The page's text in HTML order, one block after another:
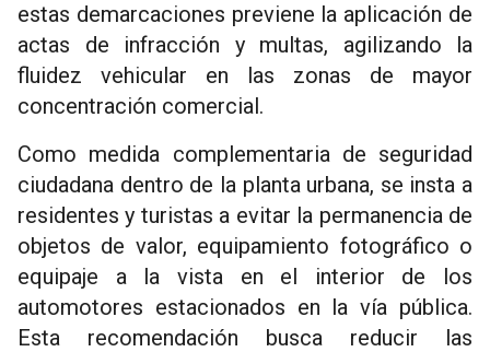
estas demarcaciones previene la aplicación de
actas de infracción y multas, agilizando la
fluidez vehicular en las zonas de mayor
concentración comercial.
Como medida complementaria de seguridad
ciudadana dentro de la planta urbana, se insta a
residentes y turistas a evitar la permanencia de
objetos de valor, equipamiento fotográfico o
equipaje a la vista en el interior de los
automotores estacionados en la vía pública.
Esta recomendación busca reducir las